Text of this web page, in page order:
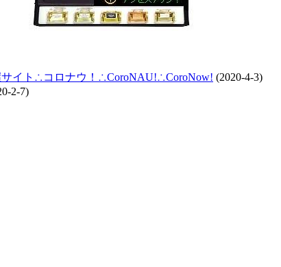
イト∴コロナウ！∴CoroNAU!∴CoroNow! (2020-4-3)
2-7)